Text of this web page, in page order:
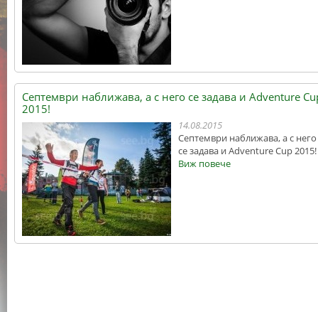
Септември наближава, а с него се задава и Adventure
2015!
14.08.2015
Септември наближава, а с него
се задава и Adventure Cup 2015!
Виж повече